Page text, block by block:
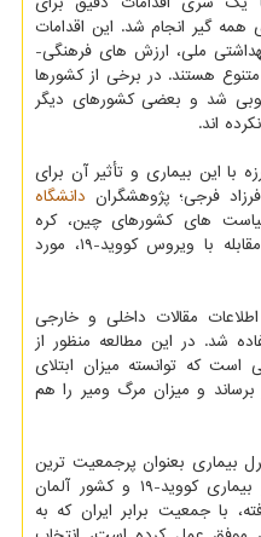
گیر انجام شد. این اقدامات
ملی، ارزش های فرهنگی-
هستند. در برخی از کشورها
خوبی شد و بعضی کشورهای دیگر
اند.
با این بیماری و تأثیر آن برای
فرجی؛ پژوهشگران دانشگاه
های کشورهای چین، کره
جنوبی، آلمان و ایران را در زمینه مقابله با ویروس کووید-۱۹، مورد
مقالات داخلی و خارجی
شد. در این مطالعه منظور از
که توانسته میزان ابتلای
۱۰۰ مبتلا در روز برساند و میزان مرگ ومیر را هم
بیماری بعنوان پرجمعیت ترین
کشور جهان و نخستین کشور درگیر بیماری کووید-۱۹ و کشور آلمان
با جمعیت برابر ایران که به